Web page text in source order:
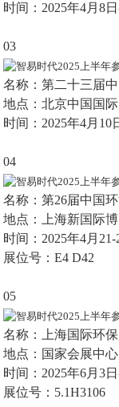
时间：2025年4月8
03
名称： 第二十三届
地点：北京中国国
时间：2025年4月10
04
名称： 第26届中国
地点：上海新国际
时间：2025年4月21-
展位号：E4 D42
05
名称：
上海国际环
地点：国家会展中
时间：2025年6月3
展位号：5.1H3106